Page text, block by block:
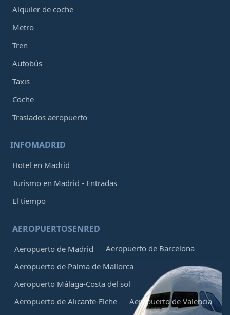
Alquiler de coche
Metro
Tren
Autobús
Taxis
Coche
Traslados aeropuerto
INFOMADRID
Hotel en Madrid
Turismo en Madrid - Entradas
El tiempo
AEROPUERTOSENRED
Aeropuerto de Madrid
Aeropuerto de Barcelona
Aeropuerto de Palma de Mallorca
Aeropuerto Málaga-Costa del sol
Aeropuerto de Alicante-Elche
Aeropuerto de Valencia